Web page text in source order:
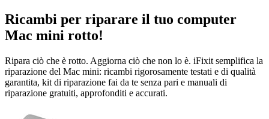
Ricambi per riparare il tuo computer
Mac mini rotto!
Ripara ciò che è rotto. Aggiorna ciò che non lo è. iFixit semplifica la
riparazione del Mac mini: ricambi rigorosamente testati e di qualità
garantita, kit di riparazione fai da te senza pari e manuali di
riparazione gratuiti, approfonditi e accurati.